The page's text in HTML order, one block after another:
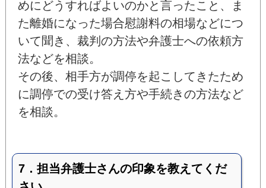
めにどうすればよいのかと言ったこと、ま
た離婚になった場合慰謝料の相場などにつ
いて聞き、裁判の方法や弁護士への依頼方
法などを相談。
その後、相手方が調停を起こしてきたため
に調停での受け答え方や手続きの方法など
を相談。
7．担当弁護士さんの印象を教えてくだ